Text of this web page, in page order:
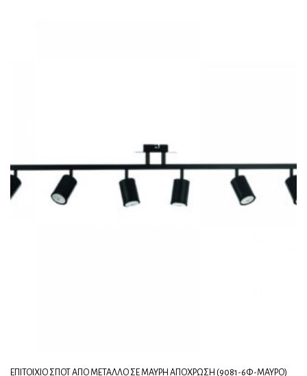
ΕΠΙΤΟΊΧΙΟ ΣΠΟΤ ΑΠΌ ΜΈΤΑΛΛΟ ΣΕ ΜΑΎΡΗ ΑΠΌΧΡΩΣΗ (9081-6Φ-ΜΑΎΡΟ)